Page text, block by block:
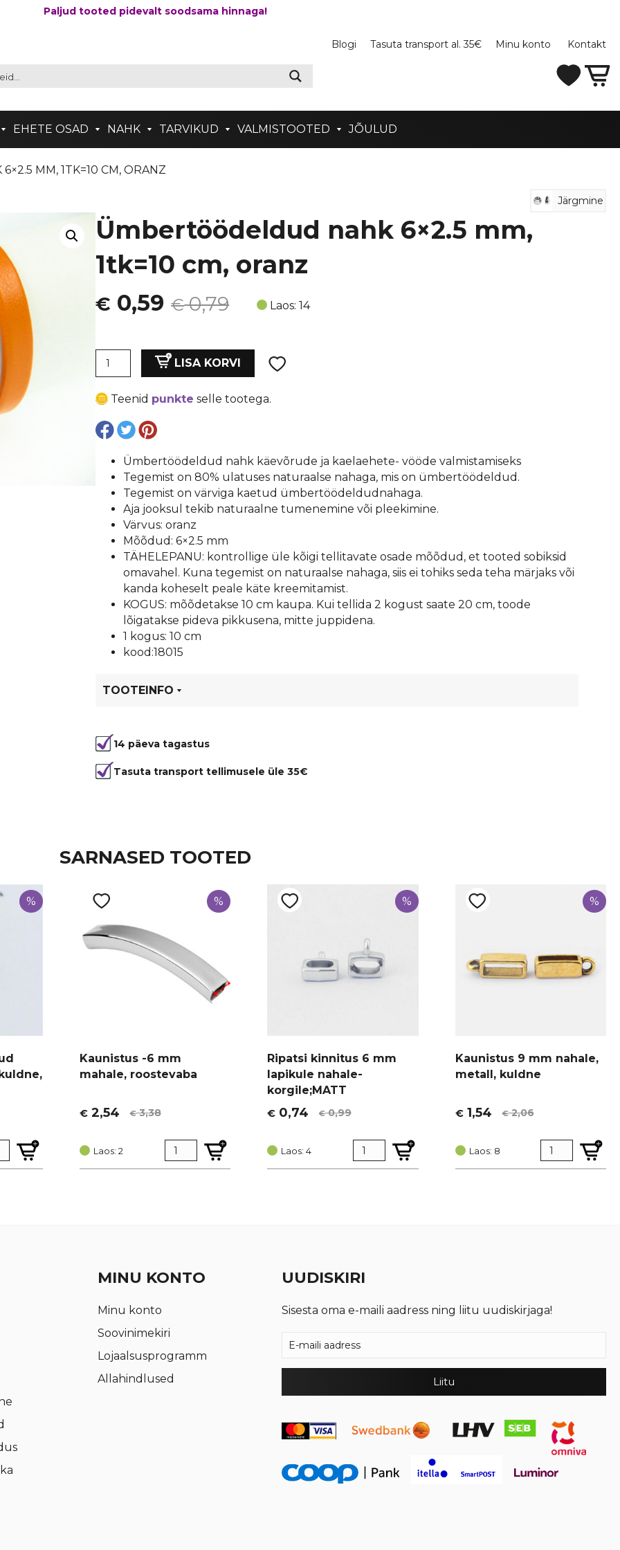
Paljud tooted pidevalt soodsama hinnaga!
Blogi Tasuta transport al. 35€ Minu konto Kontakt
EHETE OSAD NAHK TARVIKUD VALMISTOOTED JÕULUD
MM, 1TK=10 CM, ORANZ
Järgmine
Ümbertöödeldud nahk 6×2.5 mm,
1tk=10 cm, oranz
€0,79
Algne
oli:
€ 0,79.
€ 0,59
Current
is:
€ 0,59.
Laos: 14
Ümbertöödeldud
mm,
1tk=10
cm,
kogus
LISA KORVI
Teenid punkte selle tootega.
Ümbertöödeldud nahk käevõrude ja kaelaehete- vööde valmistamiseks
Tegemist on 80% ulatuses naturaalse nahaga, mis on ümbertöödeldud.
Tegemist on värviga kaetud ümbertöödeldudnahaga.
Aja jooksul tekib naturaalne tumenemine või pleekimine.
Värvus: oranz
Mõõdud: 6×2.5 mm
TÄHELEPANU: kontrollige üle kõigi tellitavate osade mõõdud, et tooted sobiksid
omavahel. Kuna tegemist on naturaalse nahaga, siis ei tohiks seda teha märjaks või
kanda koheselt peale käte kreemitamist.
KOGUS: mõõdetakse 10 cm kaupa. Kui tellida 2 kogust saate 20 cm, toode
lõigatakse pideva pikkusena, mitte juppidena.
1 kogus: 10 cm
kood:18015
TOOTEINFO
Värvus
Laius
6 mm
14 päeva tagastus
Tasuta transport tellimusele üle 35€
SARNASED TOOTED
% %
Kaunistus -6 mm
mahale, roostevaba
€3,38
Algne
oli:
€ 3,38.
€2,54
Current
is:
€ 2,54.
Laos: 2
%
Ripatsi kinnitus 6 mm
lapikule nahale-
korgile;MATT
€0,99
Algne
oli:
€ 0,99.
€ 0,74
Current
is:
€ 0,74.
Laos: 4
%
Kaunistus 9 mm nahale,
metall, kuldne
€2,06
Algne
oli:
€ 2,06.
€1,54
Current
is:
€ 1,54.
Laos: 8
MINU KONTO
Minu konto
Soovinimekiri
Lojaalsusprogramm
Allahindlused
UUDISKIRI
Sisesta oma e-maili aadress ning liitu uudiskirjaga!